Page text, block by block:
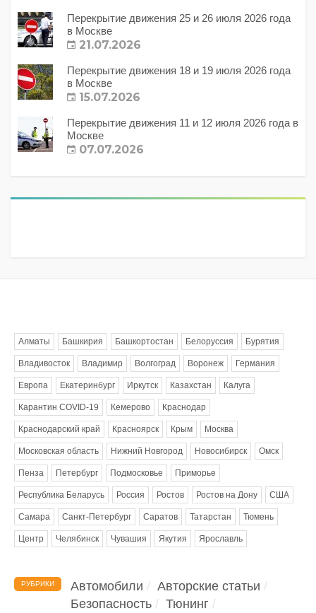
Перекрытие движения 25 и 26 июля 2026 года
в Москве
21.07.2026
Перекрытие движения 18 и 19 июля 2026 года
в Москве
15.07.2026
Перекрытие движения 11 и 12 июля 2026 года в
Москве
07.07.2026
Алматы Башкирия Башкортостан Белоруссия Бурятия
Владивосток Владимир Волгоград Воронеж Германия
Европа Екатеринбург Иркутск Казахстан Калуга
Карантин COVID-19 Кемерово Краснодар
Краснодарский край Красноярск Крым Москва
Московская область Нижний Новгород Новосибирск Омск
Пенза Петербург Подмосковье Приморье
Республика Беларусь Россия Ростов Ростов на Дону США
Самара Санкт-Петербург Саратов Татарстан Тюмень
Центр Челябинск Чувашия Якутия Ярославль
РУБРИКИ Автомобили
Авторские статьи
Безопасность
Тюнинг